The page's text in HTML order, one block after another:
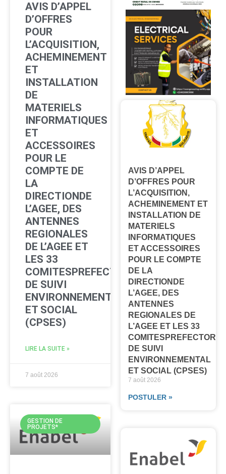
AVIS D’APPEL
D’OFFRES
POUR
L’ACQUISITION,
ACHEMINEMENT
ET
INSTALLATION
DE
MATERIELS
INFORMATIQUES
ET
ACCESSOIRES
POUR LE
COMPTE DE
LA
DIRECTIONDE
L’AGEE, DES
ANTENNES
REGIONALES
DE L’AGEE ET
LES 33
COMITESPREFECTORAUX
DE SUIVI
ENVIRONNEMENTAL
ET SOCIAL
(CPSES)
LIRE LA SUITE »
7 août 2026
GESTION DE
PROJETS*
AVIS D’APPEL
D’OFFRES POUR
L’ACQUISITION,
ACHEMINEMENT ET
INSTALLATION DE
MATERIELS
INFORMATIQUES
ET ACCESSOIRES
POUR LE COMPTE
DE LA
DIRECTIONDE
L’AGEE, DES
ANTENNES
REGIONALES DE
L’AGEE ET LES 33
DE SUIVI
ENVIRONNEMENTAL
ET SOCIAL (CPSES)
7 août 2026
POSTULER »